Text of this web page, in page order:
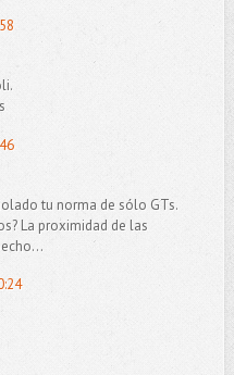
tu norma de sólo GTs.
La proximidad de las